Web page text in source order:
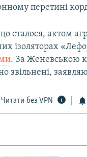
перетині
сталося, актом
ізоляторах
. За Женевською
звільнені,
Читати без VPN